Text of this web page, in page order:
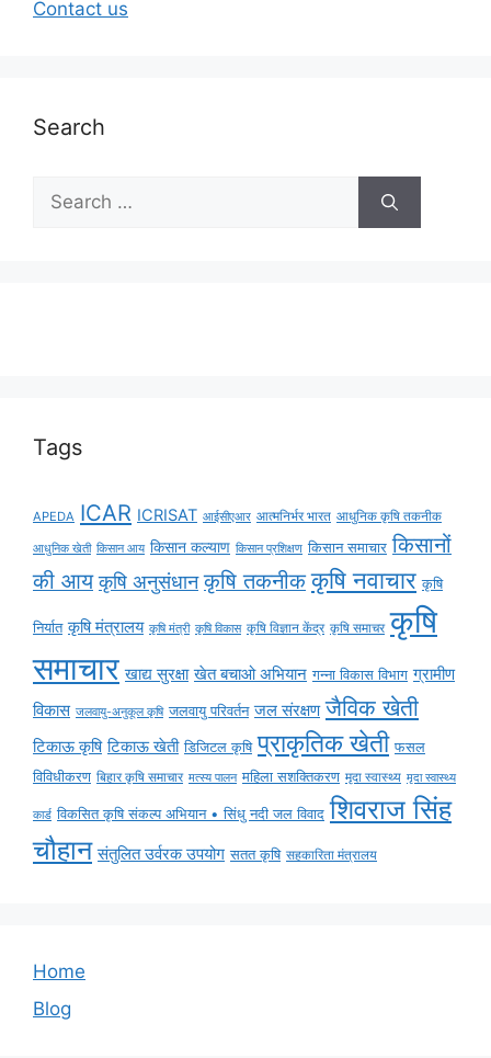
Contact us
Search
Tags
APEDA ICAR ICRISAT आईसीएआर आत्मनिर्भर भारत आधुनिक कृषि तकनीक
आधुनिक खेती किसान आय किसान कल्याण किसान प्रशिक्षण किसान समाचार किसानों
की आय कृषि अनुसंधान कृषि तकनीक कृषि नवाचार कृषि
निर्यात कृषि मंत्रालय कृषि मंत्री कृषि विकास कृषि विज्ञान केंद्र कृषि समाचर कृषि
समाचार खाद्य सुरक्षा खेत बचाओ अभियान गन्ना विकास विभाग ग्रामीण
विकास जलवायु-अनुकूल कृषि जलवायु परिवर्तन जल संरक्षण जैविक खेती
टिकाऊ कृषि टिकाऊ खेती डिजिटल कृषि प्राकृतिक खेती फसल
विविधीकरण बिहार कृषि समाचार मत्स्य पालन महिला सशक्तिकरण मृदा स्वास्थ्य मृदा स्वास्थ्य
कार्ड विकसित कृषि संकल्प अभियान • सिंधु नदी जल विवाद शिवराज सिंह
चौहान संतुलित उर्वरक उपयोग सतत कृषि सहकारिता मंत्रालय
Home
Blog